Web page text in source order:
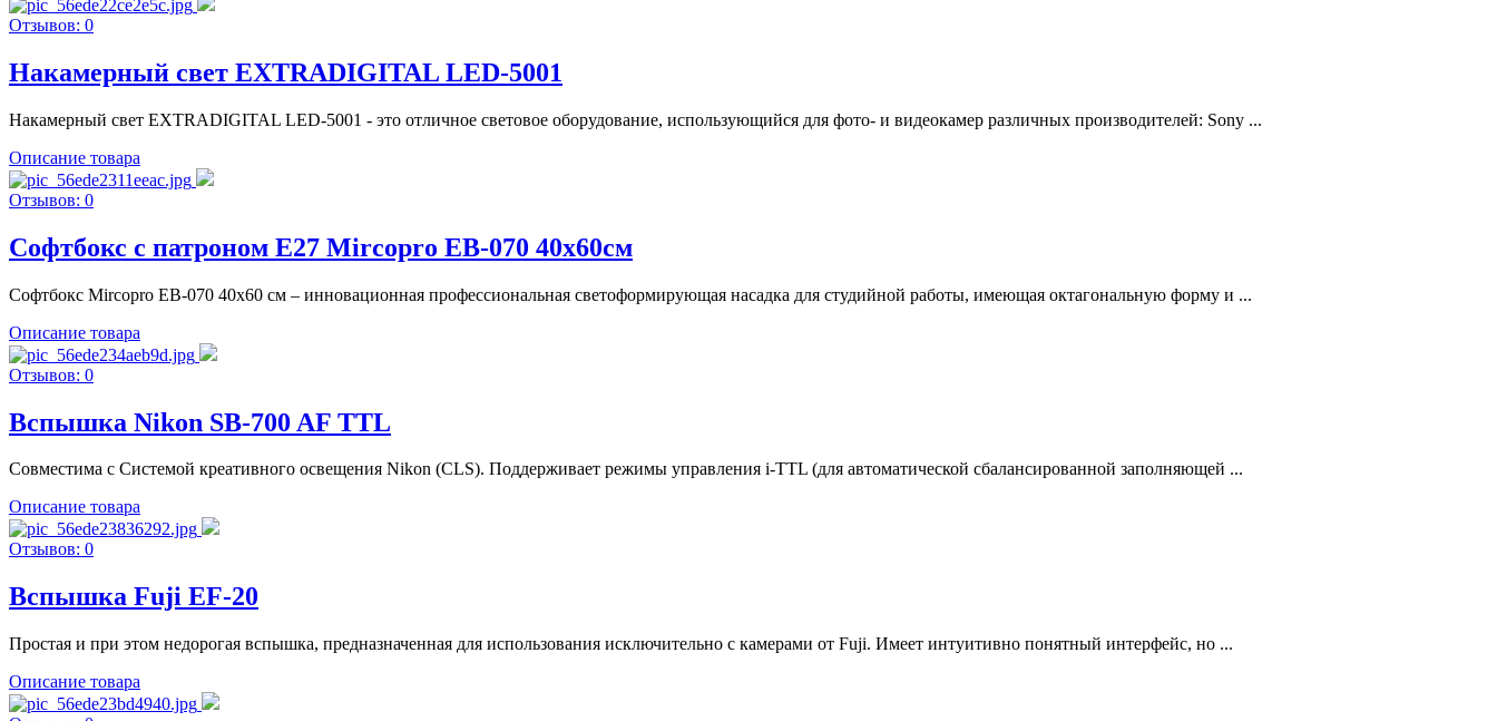
Отзывов: 0
Накамерный свет EXTRADIGITAL LED-5001
Накамерный свет EXTRADIGITAL LED-5001 - это отличное световое оборудование, использующийся для фото- и видеокамер различных производителей: Sony ...
Описание товара
Отзывов: 0
Софтбокс с патроном E27 Mircopro EB-070 40x60см
Софтбокс Mircopro EB-070 40x60 см – инновационная профессиональная светоформирующая насадка для студийной работы, имеющая октагональную форму и ...
Описание товара
Отзывов: 0
Вспышка Nikon SB-700 AF TTL
Совместима с Системой креативного освещения Nikon (CLS). Поддерживает режимы управления i-TTL (для автоматической сбалансированной заполняющей ...
Описание товара
Отзывов: 0
Вспышка Fuji EF-20
Простая и при этом недорогая вспышка, предназначенная для использования исключительно с камерами от Fuji. Имеет интуитивно понятный интерфейс, но ...
Описание товара